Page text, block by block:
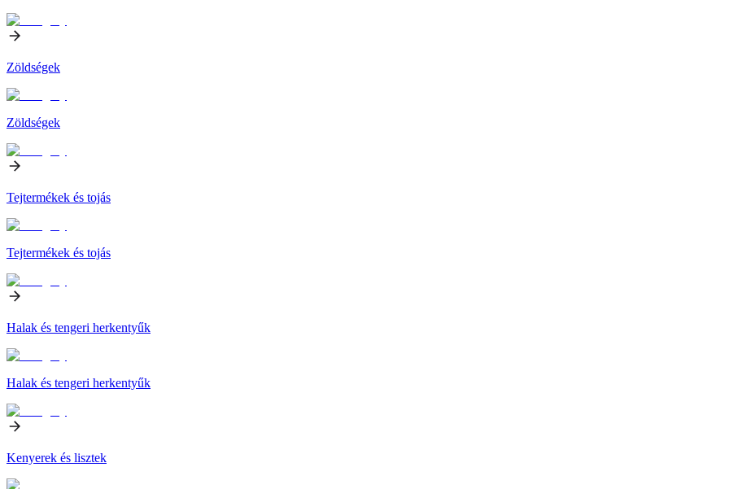
Zöldségek
Zöldségek
Tejtermékek és tojás
Tejtermékek és tojás
Halak és tengeri herkentyűk
Halak és tengeri herkentyűk
Kenyerek és lisztek